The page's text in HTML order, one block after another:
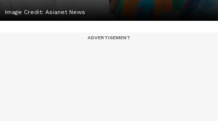
Image Credit: Asianet News